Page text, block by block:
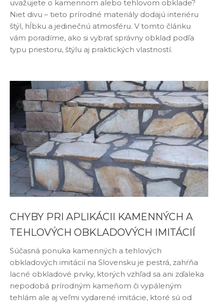
uvažujete o kamennom alebo tehlovom obklade?
Niet divu – tieto prírodné materiály dodajú interiéru
štýl, hĺbku a jedinečnú atmosféru. V tomto článku
vám poradíme, ako si vybrať správny obklad podľa
typu priestoru, štýlu aj praktických vlastností.
CHYBY PRI APLIKÁCII KAMENNÝCH A
TEHLOVÝCH OBKLADOVÝCH IMITÁCIÍ
Súčasná ponuka kamenných a tehlových
obkladových imitácií na Slovensku je pestrá, zahŕňa
lacné obkladové prvky, ktorých vzhľad sa ani zďaleka
nepodobá prírodným kameňom či vypáleným
tehlám ale aj veľmi vydarené imitácie, ktoré sú od